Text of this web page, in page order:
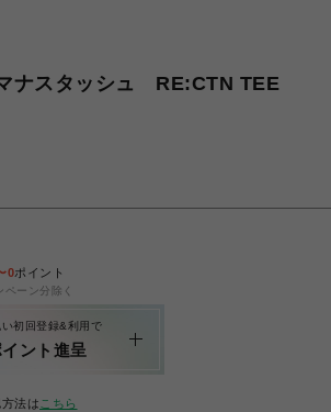
ナスタッシュ RE:CTN TEE
0ポイント
ーン分除く
初回登録&利用で
ント進呈
法は こちら